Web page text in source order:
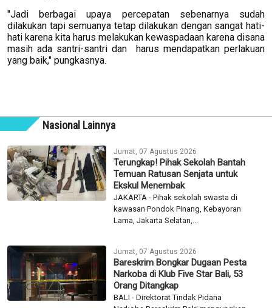
"Jadi berbagai upaya percepatan sebenarnya sudah
dilakukan tapi semuanya tetap dilakukan dengan sangat hati-
hati karena kita harus melakukan kewaspadaan karena disana
masih ada santri-santri dan harus mendapatkan perlakuan
yang baik," pungkasnya.
Nasional Lainnya
Jumat, 07 Agustus 2026
Terungkap! Pihak Sekolah Bantah
Temuan Ratusan Senjata untuk
Ekskul Menembak
JAKARTA - Pihak sekolah swasta di
kawasan Pondok Pinang, Kebayoran
Lama, Jakarta Selatan,...
Jumat, 07 Agustus 2026
Bareskrim Bongkar Dugaan Pesta
Narkoba di Klub Five Star Bali, 53
Orang Ditangkap
BALI - Direktorat Tindak Pidana